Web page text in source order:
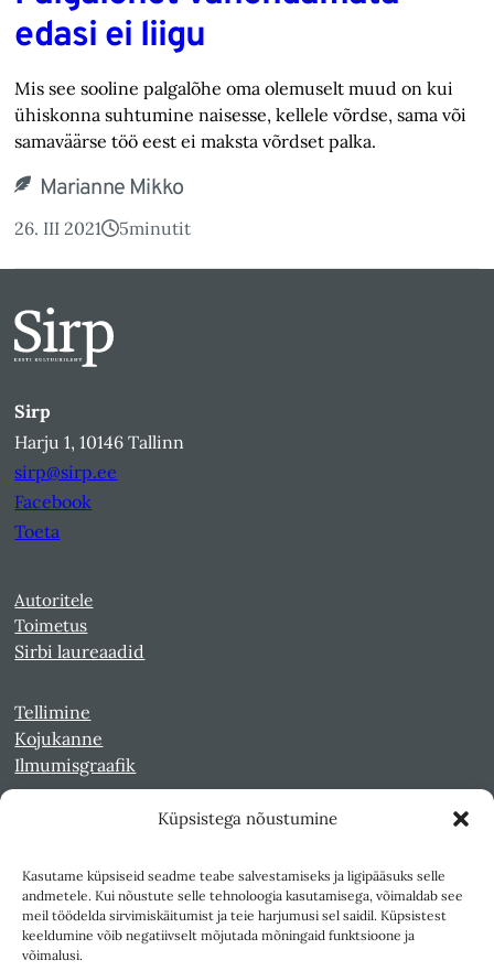
Küpsistega nõustumine
Kasutame küpsiseid seadme teabe salvestamiseks ja ligipääsuks selle
andmetele. Kui nõustute selle tehnoloogia kasutamisega, võimaldab see
meil töödelda sirvimiskäitumist ja teie harjumusi sel saidil. Küpsistest
keeldumine võib negatiivselt mõjutada mõningaid funktsioone ja
võimalusi.
edasi ei liigu
Mis see sooline palgalõhe oma olemuselt muud on kui
ühiskonna suhtumine naisesse, kellele võrdse, sama või
samaväärse töö eest ei maksta võrdset palka.
Marianne Mikko
26. III 2021 5minutit
Sirp
Harju 1, 10146 Tallinn
sirp@sirp.ee
Facebook
Toeta
Autoritele
Toimetus
Sirbi laureaadid
Tellimine
Kojukanne
Ilmumisgraafik
Kultuurileht 1994-1997
Reede 1989-1990
Sirp ja Vasar 1940-1989